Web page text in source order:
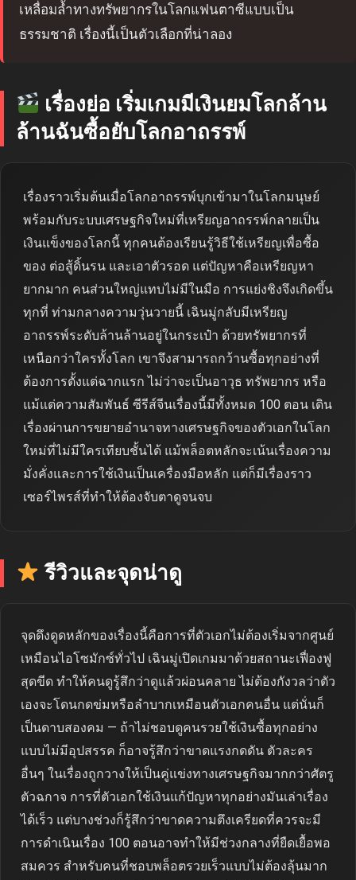
เหลื่อมล้ำทางทรัพยากรในโลกแฟนตาซีแบบเป็น
ธรรมชาติ เรื่องนี้เป็นตัวเลือกที่น่าลอง
เรื่องย่อ เริ่มเกมมีเงินยมโลกล้าน
ล้านฉันซื้อยับโลกอาถรรพ์
เรื่องราวเริ่มต้นเมื่อโลกอาถรรพ์บุกเข้ามาในโลกมนุษย์
พร้อมกับระบบเศรษฐกิจใหม่ที่เหรียญอาถรรพ์กลายเป็น
เงินแข็งของโลกนี้ ทุกคนต้องเรียนรู้วิธีใช้เหรียญเพื่อซื้อ
ของ ต่อสู้ดิ้นรน และเอาตัวรอด แต่ปัญหาคือเหรียญหา
ยากมาก คนส่วนใหญ่แทบไม่มีในมือ การแย่งชิงจึงเกิดขึ้น
ทุกที่ ท่ามกลางความวุ่นวายนี้ เฉินมู่กลับมีเหรียญ
อาถรรพ์ระดับล้านล้านอยู่ในกระเป๋า ด้วยทรัพยากรที่
เหนือกว่าใครทั้งโลก เขาจึงสามารถกว้านซื้อทุกอย่างที่
ต้องการตั้งแต่ฉากแรก ไม่ว่าจะเป็นอาวุธ ทรัพยากร หรือ
แม้แต่ความสัมพันธ์ ซีรีส์จีนเรื่องนี้มีทั้งหมด 100 ตอน เดิน
เรื่องผ่านการขยายอำนาจทางเศรษฐกิจของตัวเอกในโลก
ใหม่ที่ไม่มีใครเทียบชั้นได้ แม้พล็อตหลักจะเน้นเรื่องความ
มั่งคั่งและการใช้เงินเป็นเครื่องมือหลัก แต่ก็มีเรื่องราว
เซอร์ไพรส์ที่ทำให้ต้องจับตาดูจนจบ
รีวิวและจุดน่าดู
จุดดึงดูดหลักของเรื่องนี้คือการที่ตัวเอกไม่ต้องเริ่มจากศูนย์
เหมือนไอโซมักซ์ทั่วไป เฉินมู่เปิดเกมมาด้วยสถานะเฟื่องฟู
สุดขีด ทำให้คนดูรู้สึกว่าดูแล้วผ่อนคลาย ไม่ต้องกังวลว่าตัว
เองจะโดนกดข่มหรือลำบากเหมือนตัวเอกคนอื่น แต่นั่นก็
เป็นดาบสองคม — ถ้าไม่ชอบดูคนรวยใช้เงินซื้อทุกอย่าง
แบบไม่มีอุปสรรค ก็อาจรู้สึกว่าขาดแรงกดดัน ตัวละคร
อื่นๆ ในเรื่องถูกวางให้เป็นคู่แข่งทางเศรษฐกิจมากกว่าศัตรู
ตัวฉกาจ การที่ตัวเอกใช้เงินแก้ปัญหาทุกอย่างมันเล่าเรื่อง
ได้เร็ว แต่บางช่วงก็รู้สึกว่าขาดความตึงเครียดที่ควรจะมี
การดำเนินเรื่อง 100 ตอนอาจทำให้มีช่วงกลางที่ยืดเยื้อพอ
สมควร สำหรับคนที่ชอบพล็อตรวยเร็วแบบไม่ต้องลุ้นมาก